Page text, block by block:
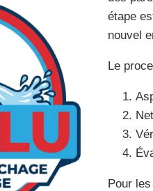
étape
nouvel
Le
Pour